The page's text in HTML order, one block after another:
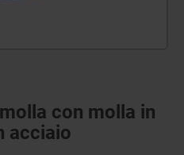
con molla in
acciaio